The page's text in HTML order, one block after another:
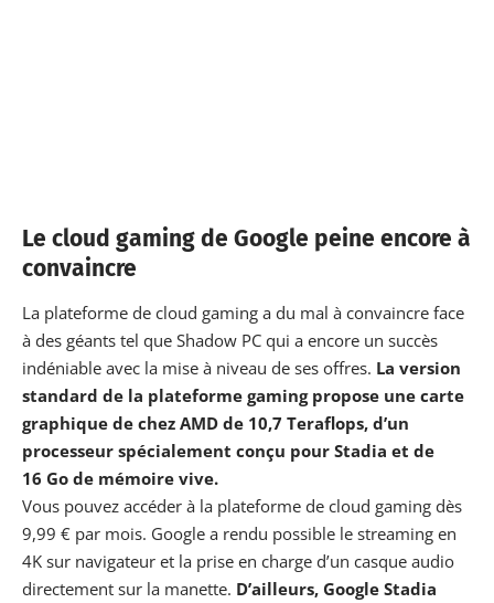
Le cloud gaming de Google peine encore à
convaincre
La plateforme de cloud gaming a du mal à convaincre face
à des géants tel que Shadow PC qui a encore un succès
indéniable avec la mise à niveau de ses offres. La version
standard de la plateforme gaming propose une carte
graphique de chez AMD de 10,7 Teraflops, d’un
processeur spécialement conçu pour Stadia et de
16 Go de mémoire vive.
Vous pouvez accéder à la plateforme de cloud gaming dès
9,99 € par mois. Google a rendu possible le streaming en
4K sur navigateur et la prise en charge d’un casque audio
directement sur la manette. D’ailleurs, Google Stadia